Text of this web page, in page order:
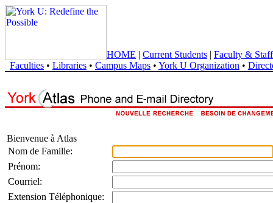
HOME | Current Students | Faculty & Staff
Faculties • Libraries • Campus Maps • York U Organization •
Bienvenue à Atlas
Nom de Famille:
Prénom:
Courriel:
Extension Téléphonique: